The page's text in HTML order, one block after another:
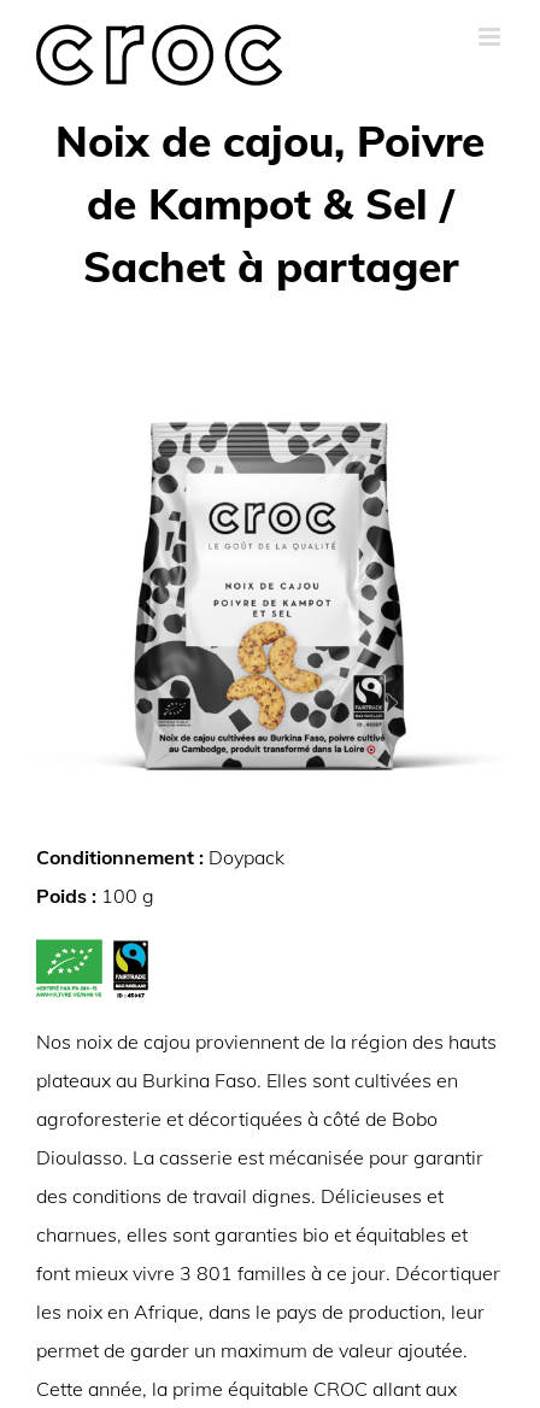
Noix de cajou, Poivre
de Kampot & Sel /
Sachet à partager
Conditionnement : Doypack
Poids : 100 g
Nos noix de cajou proviennent de la région des hauts
plateaux au Burkina Faso. Elles sont cultivées en
agroforesterie et décortiquées à côté de Bobo
Dioulasso. La casserie est mécanisée pour garantir
des conditions de travail dignes. Délicieuses et
charnues, elles sont garanties bio et équitables et
font mieux vivre 3 801 familles à ce jour. Décortiquer
les noix en Afrique, dans le pays de production, leur
permet de garder un maximum de valeur ajoutée.
Cette année, la prime équitable CROC allant aux